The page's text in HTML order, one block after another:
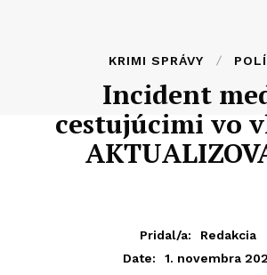
KRIMI SPRÁVY
Incident
cestujúcimi vo
Pridal/a:
Redakcia
Date:
1. novembra